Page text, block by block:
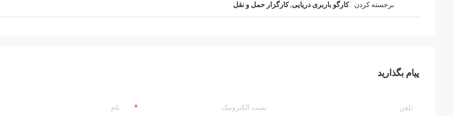
برجسته کردن کارگو باربری دریایی,کارگزار حمل و نقل
پیام بگذارید